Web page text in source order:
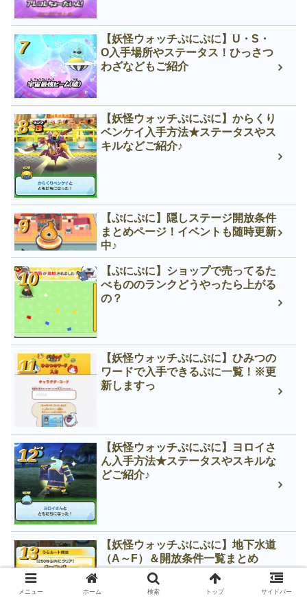
【妖怪ウォッチぷにぷに】U・S・
O入手場所やステータス！ひっさつ
わざなどもご紹介
【妖怪ウォッチぷにぷに】からくり
ベンケイ入手方法★ステータスやス
キルなどご紹介♪
【ぷにぷに】隠しステージ開放条件
まとめページ！イベントも随時更新
中♪
【ぷにぷに】ショップで売ってるた
べもののランクどうやったら上がる
の？
【妖怪ウォッチぷにぷに】ひみつの
ワードで入手できるぷに一覧！※更
新しますっ
【妖怪ウォッチぷにぷに】ヨロイさ
ん入手方法★ステータスやスキルな
どご紹介♪
【妖怪ウォッチぷにぷに】地下水道
（A～F）＆開放条件一覧まとめ
メニュー ホーム 検索 トップ サイドバー